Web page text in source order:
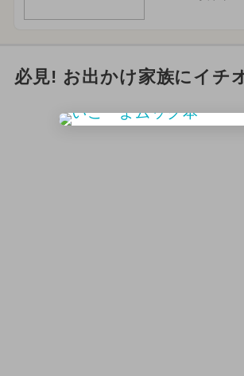
必見! お出かけ家族にイチ